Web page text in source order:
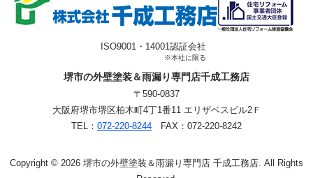
ISO9001・14001認証会社
※本社に限る
堺市の外壁塗装＆雨漏り専門店千成工務店
〒590-0837
大阪府堺市堺区柏木町4丁1番11 エリザベスビル2Ｆ
TEL： 072-220-8244 FAX：072-220-8242
Copyright © 2026 堺市の外壁塗装＆雨漏り専門店 千成工務店. All Rights